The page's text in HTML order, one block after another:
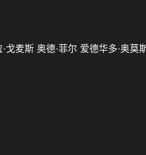
·戈麦斯 奥德·菲尔 爱德华多·奥莫